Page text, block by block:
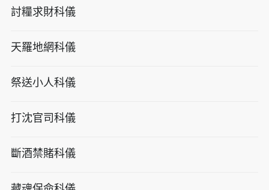
討糧求財科儀
天羅地網科儀
祭送小人科儀
打沈官司科儀
斷酒禁賭科儀